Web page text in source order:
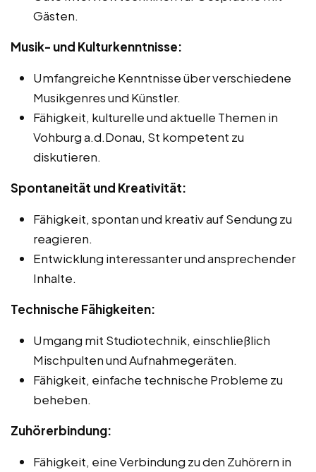
Gästen.
Musik- und Kulturkenntnisse:
Umfangreiche Kenntnisse über verschiedene
Musikgenres und Künstler.
Fähigkeit, kulturelle und aktuelle Themen in
Vohburg a.d.Donau, St kompetent zu
diskutieren.
Spontaneität und Kreativität:
Fähigkeit, spontan und kreativ auf Sendung zu
reagieren.
Entwicklung interessanter und ansprechender
Inhalte.
Technische Fähigkeiten:
Umgang mit Studiotechnik, einschließlich
Mischpulten und Aufnahmegeräten.
Fähigkeit, einfache technische Probleme zu
beheben.
Zuhörerbindung:
Fähigkeit, eine Verbindung zu den Zuhörern in